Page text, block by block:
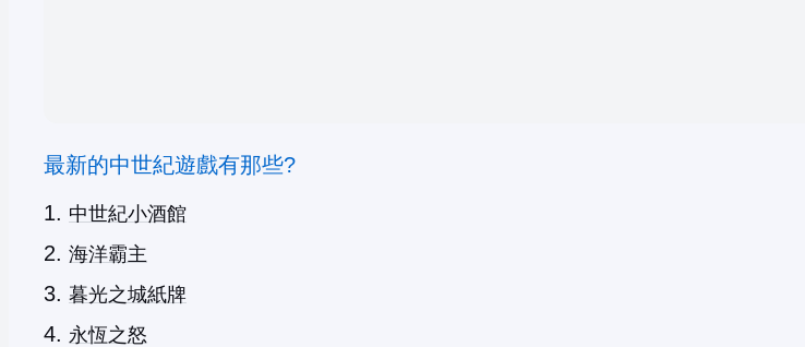
最新的中世紀遊戲有那些?
中世紀小酒館
海洋霸主
暮光之城紙牌
永恆之怒